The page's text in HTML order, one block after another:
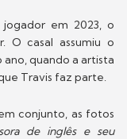
em 2023, o
O casal assumiu o
quando a artista
Travis faz parte.
conjunto, as fotos
de inglês e seu